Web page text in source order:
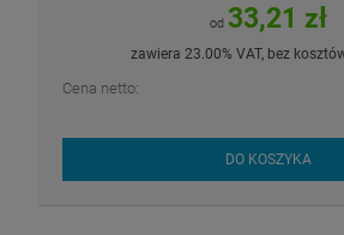
od 33,21 zł
zawiera 23.00% VAT, bez
Cena netto:
DO KOSZYKA